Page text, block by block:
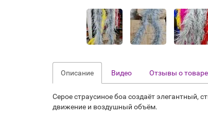
Описание Видео Отзывы о товаре
Серое страусиное боа создаёт элегантный,
движение и воздушный объём.